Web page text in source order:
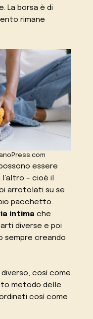
La borsa è di
rimane
essere
– cioè il
arrotolati su se
pacchetto.
intima che
diverse e poi
sempre creando
così come
metodo delle
così come